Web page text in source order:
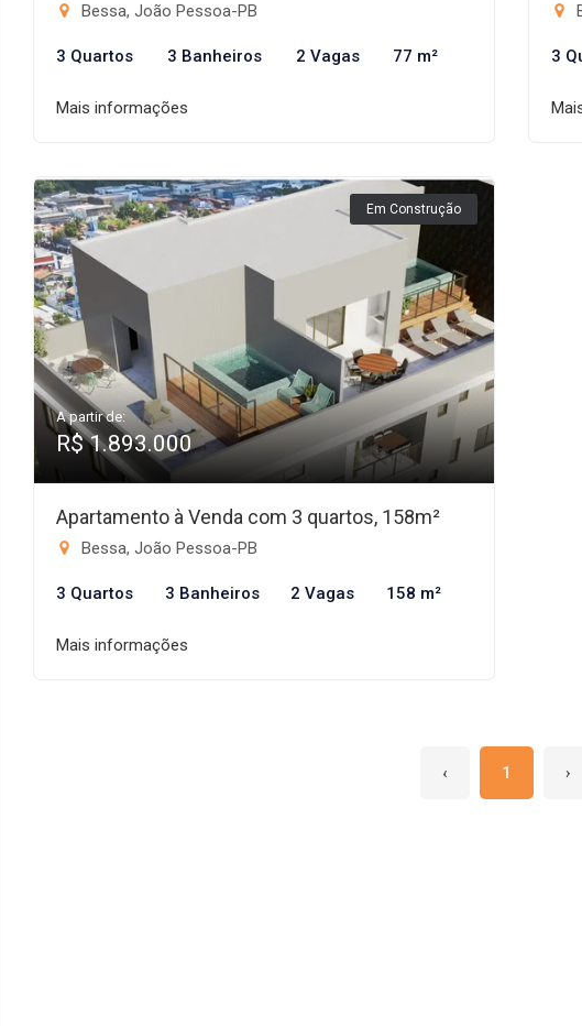
Bessa, João Pessoa-PB
3 Quartos 3 Banheiros 2 Vagas 77 m²
Mais informações
3
Em Construção
A partir de:
R$ 1.893.000
Apartamento à Venda com 3 quartos, 158m²
Bessa, João Pessoa-PB
3 Quartos 3 Banheiros 2 Vagas 158 m²
Mais informações
‹ 1 ›